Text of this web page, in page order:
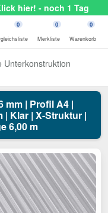
hier! - noch 1 Tag
0 0
Merkliste
0
Warenkorb
Unterkonstruktion
mm | Profil A4 |
| Klar | X-Struktur |
6,00 m